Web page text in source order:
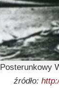
Posterunkowy
źródło: